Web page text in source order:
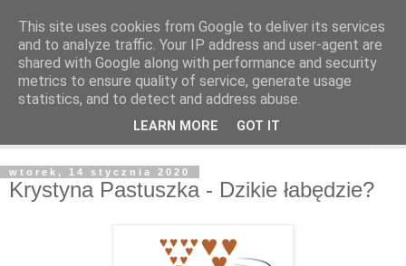
wtorek, 14 stycznia 2020
Krystyna Pastuszka - Dzikie łabędzie?
This site uses cookies from Google to deliver its services
and to analyze traffic. Your IP address and user-agent are
shared with Google along with performance and security
metrics to ensure quality of service, generate usage
statistics, and to detect and address abuse.
LEARN MORE GOT IT